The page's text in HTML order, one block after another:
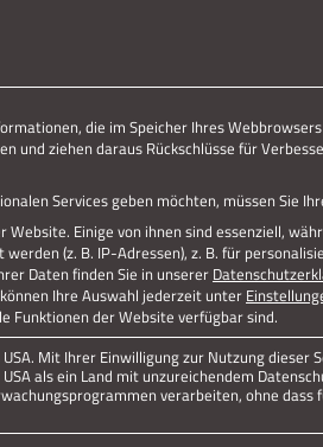
die im Speicher Ihres
und ziehen daraus Rückschlüsse für
Services geben möchten, müssen Sie
Einige von ihnen sind essenziell,
(z. B. IP-Adressen), z. B. für
Daten finden Sie in unserer
Ihre Auswahl jederzeit unter
Funktionen der Website verfügbar sind.
Mit Ihrer Einwilligung zur Nutzung
als ein Land mit unzureichendem
verarbeiten, ohne